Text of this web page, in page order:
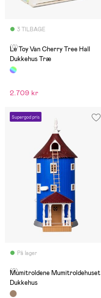
3 TILBAGE
(0)
Le Toy Van Cherry Tree Hall
Dukkehus Træ
2.709 kr
Supergod pris
På lager
(0)
Mumitroldene Mumitroldehuset
Dukkehus